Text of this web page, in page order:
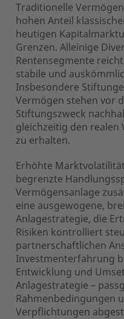
Traditionelle
hohen Anteil
heutigen
Grenzen. Alleinige
Rentensegmente
stabile und
Insbesondere
Vermögen stehen vor
Stiftungszweck
gleichzeitig den realen
zu erhalten.
Erhöhte
begrenzte
Vermögensanlage
eine ausgewogene,
Anlagestrategie, die
Risiken kontrolliert
partnerschaftlichen
Investmenterfahrung
Entwicklung und
Anlagestrategie –
Rahmenbedingungen
Verpflichtungen